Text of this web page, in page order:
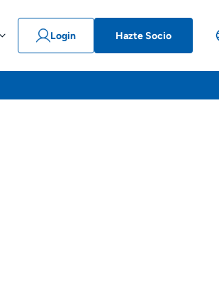
Login Hazte Socio